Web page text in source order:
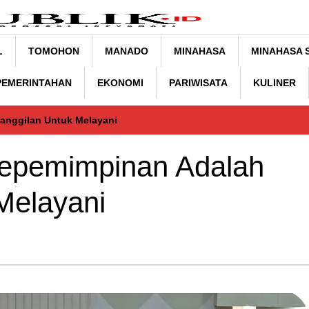
TOMOHON MANADO MINAHASA MINAHASA
EKONOMI PARIWISATA KULINER
Untuk Melayani
Adalah